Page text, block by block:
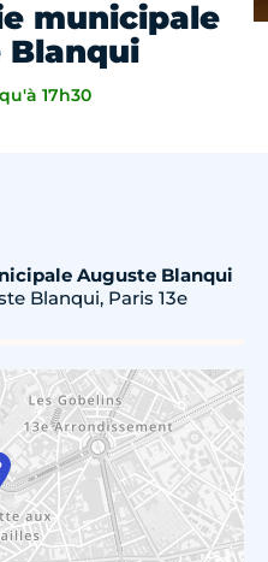
municipale
Blanqui
17h30
Auguste Blanqui
Blanqui, Paris 13e